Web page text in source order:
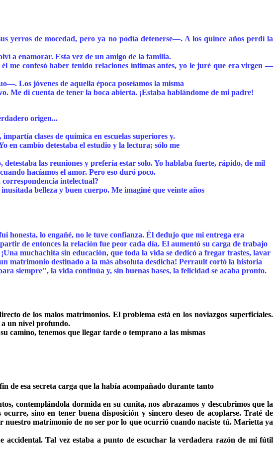
yerros de mocedad, pero ya no podía detenerse—. A los quince años perdí la
a enamorar. Esta vez de un amigo de la familia.
me confesó haber tenido relaciones íntimas antes, yo le juré que era virgen —
Los jóvenes de aquella época poseíamos la misma
Me di cuenta de tener la boca abierta. ¡Estaba hablándome de mi padre!
origen...
clases de química en escuelas superiores y.
en cambio detestaba el estudio y la lectura; sólo me
las reuniones y prefería estar solo. Yo hablaba fuerte, rápido, de mil
hacíamos el amor. Pero eso duró poco.
intelectual?
belleza y buen cuerpo. Me imaginé que veinte años
honesta, lo engañé, no le tuve confianza. Él dedujo que mi entrega era
de entonces la relación fue peor cada día. El aumentó su carga de trabajo
muchachita sin educación, que toda la vida se dedicó a fregar trastes, lavar
matrimonio destinado a la más absoluta desdicha! Perrault cortó la historia
siempre", la vida continúa y, sin buenas bases, la felicidad se acaba pronto.
de los malos matrimonios. El problema está en los noviazgos superficiales.
a un nivel profundo.
camino, tenemos que llegar tarde o temprano a las mismas
de esa secreta carga que la había acompañado durante tanto
contemplándola dormida en su cunita, nos abrazamos y descubrimos que la
sino en tener buena disposición y sincero deseo de acoplarse. Traté de
matrimonio de no ser por lo que ocurrió cuando naciste tú. Marietta ya
Tal vez estaba a punto de escuchar la verdadera razón de mi fútil